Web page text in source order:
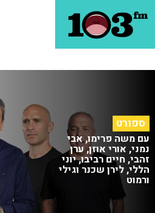
ספורט
עם משה פרימו, אבי
נמני, אורי אוזן, ערן
זהבי, חיים רביבו, יוני
הללי, לירן שכנר וגילי
ורמוט